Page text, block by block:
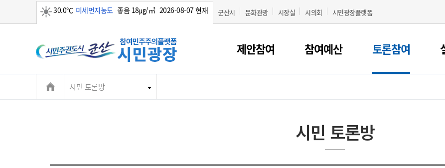
30.0℃ 미세먼지농도 좋음 18㎍/㎥ 2026-08-07 현재 군산시 문화관광 시장실 시의회 시민광장플랫폼
제안참여 참여예산 토론참여
시민 토론방
시민 토론방